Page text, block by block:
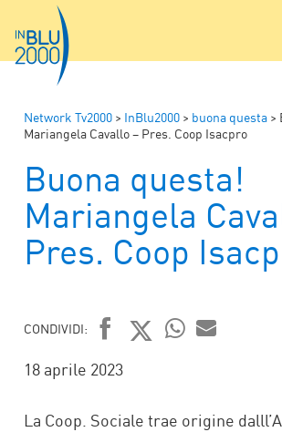
Network Tv2000 > InBlu2000 > buona questa >
Mariangela Cavallo – Pres. Coop Isacpro
Buona questa!
Mariangela
Pres. Coop
CONDIVIDI:
FACEBOOK
TWITTER
18 aprile 2023
La Coop. Sociale trae origine